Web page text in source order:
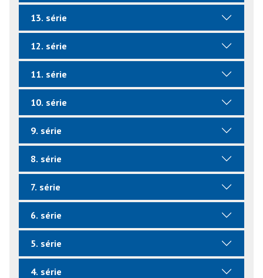
13. série
12. série
11. série
10. série
9. série
8. série
7. série
6. série
5. série
4. série